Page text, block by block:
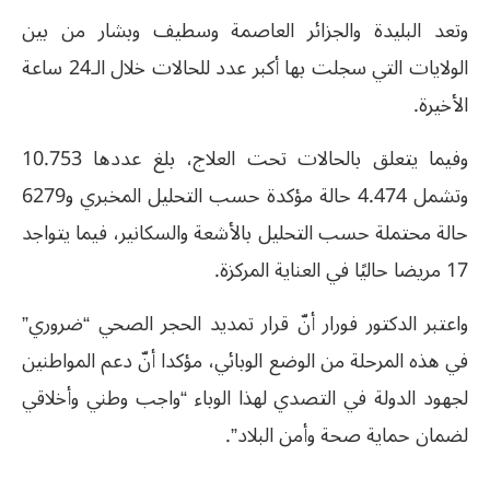
وتعد البليدة والجزائر العاصمة وسطيف وبشار من بين
الولايات التي سجلت بها أكبر عدد للحالات خلال الـ24 ساعة
الأخيرة.
وفيما يتعلق بالحالات تحت العلاج، بلغ عددها 10.753
وتشمل 4.474 حالة مؤكدة حسب التحليل المخبري و6279
حالة محتملة حسب التحليل بالأشعة والسكانير، فيما يتواجد
17 مريضا حاليًا في العناية المركزة.
واعتبر الدكتور فورار أنّ قرار تمديد الحجر الصحي “ضروري”
في هذه المرحلة من الوضع الوبائي، مؤكدا أنّ دعم المواطنين
لجهود الدولة في التصدي لهذا الوباء “واجب وطني وأخلاقي
لضمان حماية صحة وأمن البلاد”.